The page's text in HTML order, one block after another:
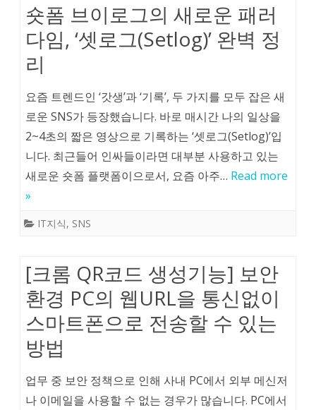
숏폼 브이로그의 새로운 패러
다임, ‘셋로그(Setlog)’ 완벽 정
리
요즘 트렌드인 ‘갓생’과 ‘기록’, 두 가지를 모두 잡은 새
로운 SNS가 등장했습니다. 바로 매시간 나의 일상을
2~4초의 짧은 영상으로 기록하는 ‘셋로그(Setlog)’입
니다. 최근들어 인싸들이라면 대부분 사용하고 있는
새로운 숏폼 플랫폼이으로서, 요즘 아주… Read more
»
IT지식, SNS
[크롬 QR코드 생성기능] 보안
환경 PC의 웹URL을 통신없이
스마트폰으로 전송할 수 있는
방법
업무 중 보안 정책으로 인해 사내 PC에서 외부 메신저
나 이메일을 사용할 수 없는 경우가 많습니다. PC에서